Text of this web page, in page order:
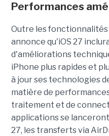
Performances
Outre les fonctionnalités
annonce qu'iOS 27
d'améliorations
iPhone plus rapides et
à jour ses technologies
matière de
traitement et de
applications se
27, les transferts via